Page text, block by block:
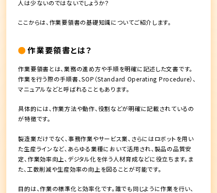
人は少ないのではないでしょうか？
ここからは、作業要領書の基礎知識についてご紹介します。
作業要領書とは？
作業要領書とは、業務の進め方や手順を明確に記述した文書です。
作業を行う際の手順書、SOP（Standard Operating Procedure）、
マニュアルなどと呼ばれることもあります。
具体的には、作業方法や動作、役割などが明確に記載されているの
が特徴です。
製造業だけでなく、事務作業やサービス業、さらにはロボットを用い
た生産ラインなど、あらゆる業種において活用され、製品の品質安
定、作業効率向上、デジタル化を伴う人材育成などに役立ちます。ま
た、工数削減や生産効率の向上を図ることが可能です。
目的は、作業の標準化と効率化です。誰でも同じように作業を行い、